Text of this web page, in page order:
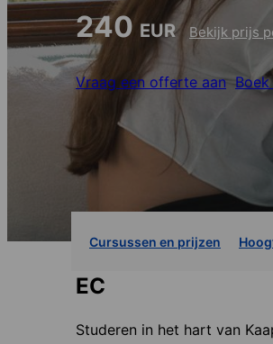
240 EUR Bekijk prijs
Vraag een offerte aan Boek
Cursussen en prijzen
EC
Studeren in het hart van